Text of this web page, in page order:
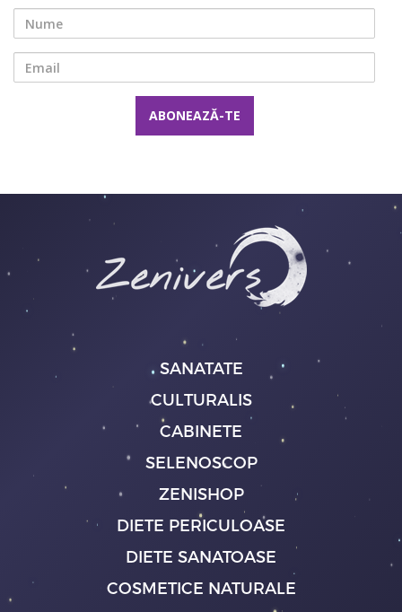
SANATATE
CULTURALIS
CABINETE
SELENOSCOP
ZENISHOP
DIETE PERICULOASE
DIETE SANATOASE
COSMETICE NATURALE